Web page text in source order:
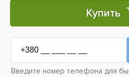
Купить
Введите номер телефона для